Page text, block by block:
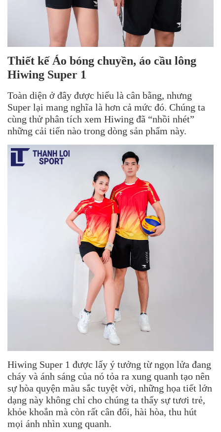
Thiết kế Áo bóng chuyền, áo cầu lông
Hiwing Super 1
Toàn diện ở đây được hiểu là cân bằng, nhưng
Super lại mang nghĩa là hơn cả mức đó. Chúng ta
cùng thử phân tích xem Hiwing đã “nhồi nhét”
những cải tiến nào trong dòng sản phẩm này.
Hiwing Super 1 được lấy ý tưởng từ ngọn lửa đang
cháy và ánh sáng của nó tỏa ra xung quanh tạo nên
sự hòa quyện màu sắc tuyệt vời, những họa tiết lớn
dạng này không chỉ cho chúng ta thấy sự tươi trẻ,
khỏe khoắn mà còn rất cân đối, hài hòa, thu hút
mọi ánh nhìn xung quanh.